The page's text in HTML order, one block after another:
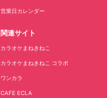
営業日カレンダー
関連サイト
カラオケまねきねこ
カラオケまねきねこ コラボ
ワンカラ
CAFE ECLA